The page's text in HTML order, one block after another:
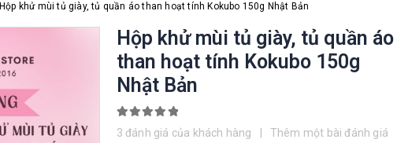
Hộp khử mùi tủ giày, tủ quần áo than hoạt tính Kokubo 150g Nhật Bản
Hộp khử mùi tủ giày, tủ quần áo
than hoạt tính Kokubo 150g
Nhật Bản
5.00 out of 5
3 đánh giá của khách hàng Thêm một bài đánh giá